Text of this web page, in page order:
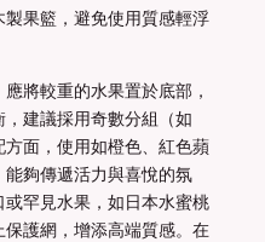
果籃，避免使用質感輕浮
將較重的水果置於底部，
建議採用奇數分組（如
面，使用如橙色、紅色蘋
夠傳遞活力與喜悅的氛
罕見水果，如日本水蜜桃
護網，增添高端質感。在